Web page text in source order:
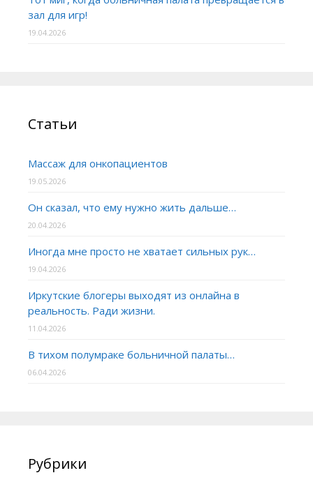
зал для игр!
19.04.2026
Статьи
Массаж для онкопациентов
19.05.2026
Он сказал, что ему нужно жить дальше…
20.04.2026
Иногда мне просто не хватает сильных рук…
19.04.2026
Иркутские блогеры выходят из онлайна в
реальность. Ради жизни.
11.04.2026
В тихом полумраке больничной палаты…
06.04.2026
Рубрики